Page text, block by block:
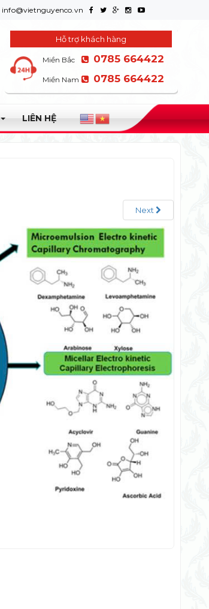
info@vietnguyenco.vn
Hỗ trợ khách hàng
Miền Bắc 0785 664422
Miền Nam 0785 664422
LIÊN HỆ
Next